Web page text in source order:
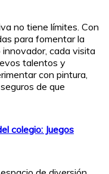
no tiene límites. Con
para fomentar la
cada visita
talentos y
con pintura,
de que
colegio: Juegos